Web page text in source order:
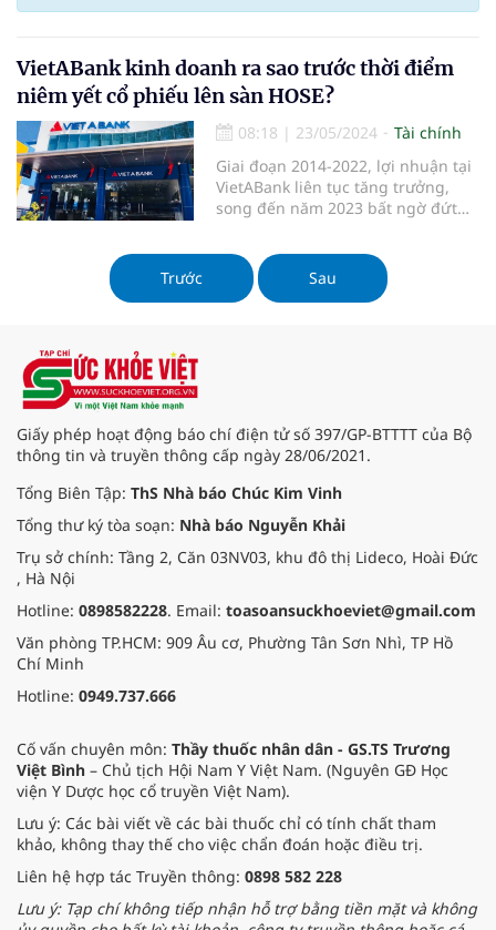
VietABank kinh doanh ra sao trước thời điểm
niêm yết cổ phiếu lên sàn HOSE?
08:18 | 23/05/2024
Tài chính
Giai đoạn 2014-2022, lợi nhuận tại
VietABank liên tục tăng trưởng,
song đến năm 2023 bất ngờ đứt
Trước Sau
Giấy phép hoạt động báo chí điện tử số 397/GP-BTTTT của Bộ
thông tin và truyền thông cấp ngày 28/06/2021.
Tổng Biên Tập: ThS Nhà báo Chúc Kim Vinh
Tổng thư ký tòa soạn: Nhà báo Nguyễn Khải
Trụ sở chính: Tầng 2, Căn 03NV03, khu đô thị Lideco, Hoài Đức
, Hà Nội
Hotline: 0898582228. Email: toasoansuckhoeviet@gmail.com
Văn phòng TP.HCM: 909 Âu cơ, Phường Tân Sơn Nhì, TP Hồ
Chí Minh
Hotline: 0949.737.666
Cố vấn chuyên môn: Thầy thuốc nhân dân - GS.TS Trương
Việt Bình – Chủ tịch Hội Nam Y Việt Nam. (Nguyên GĐ Học
viện Y Dược học cổ truyền Việt Nam).
Lưu ý: Các bài viết về các bài thuốc chỉ có tính chất tham
khảo, không thay thế cho việc chẩn đoán hoặc điều trị.
Liên hệ hợp tác Truyền thông: 0898 582 228
Lưu ý: Tạp chí không tiếp nhận hỗ trợ bằng tiền mặt và không